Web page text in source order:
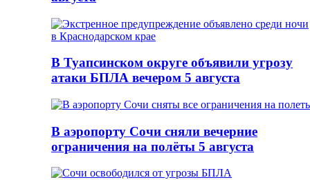
В Туапсинском округе объявили угрозу
атаки БПЛА вечером 5 августа
В аэропорту Сочи сняли вечерние
ограничения на полёты 5 августа